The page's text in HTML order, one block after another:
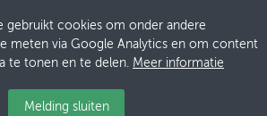
gebruikt cookies om onder andere
meten via Google Analytics en om content
te tonen en te delen. Meer informatie
Melding sluiten